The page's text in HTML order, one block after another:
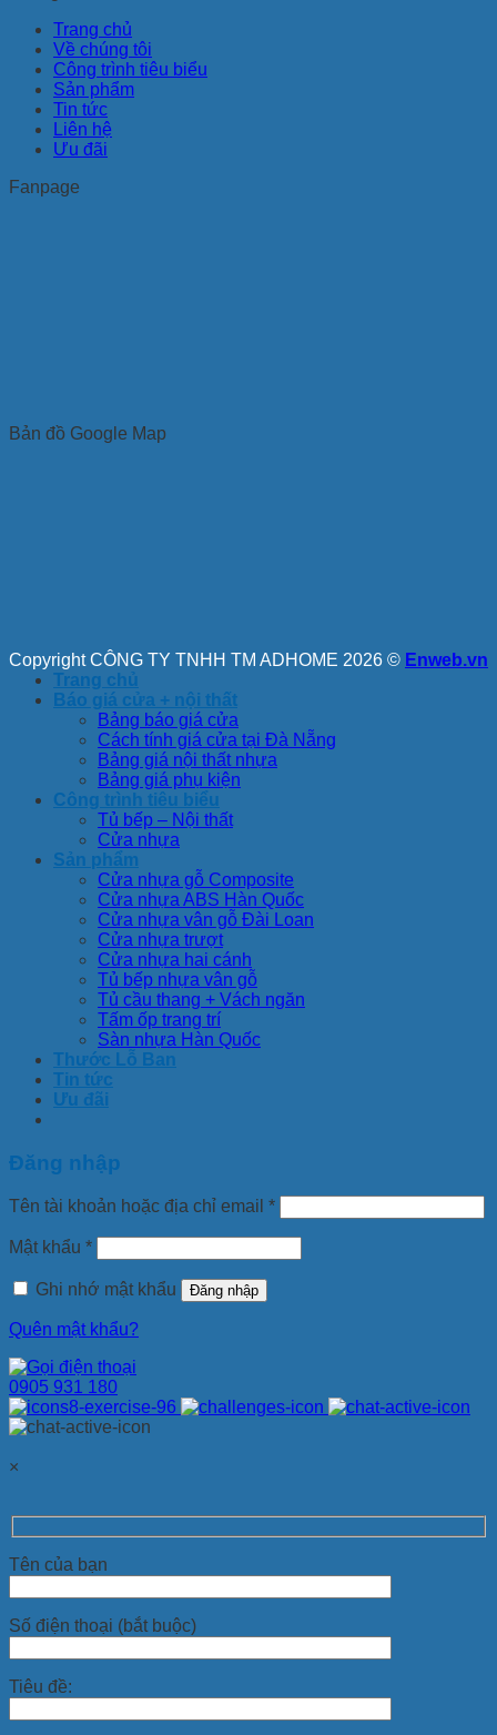
Trang chủ
Về chúng tôi
Công trình tiêu biểu
Sản phẩm
Tin tức
Liên hệ
Ưu đãi
Fanpage
Bản đồ Google Map
Copyright CÔNG TY TNHH TM ADHOME 2026 © Enweb.vn
Trang chủ
Báo giá cửa + nội thất
Bảng báo giá cửa
Cách tính giá cửa tại Đà Nẵng
Bảng giá nội thất nhựa
Bảng giá phụ kiện
Công trình tiêu biểu
Tủ bếp – Nội thất
Cửa nhựa
Sản phẩm
Cửa nhựa gỗ Composite
Cửa nhựa ABS Hàn Quốc
Cửa nhựa vân gỗ Đài Loan
Cửa nhựa trượt
Cửa nhựa hai cánh
Tủ bếp nhựa vân gỗ
Tủ cầu thang + Vách ngăn
Tấm ốp trang trí
Sàn nhựa Hàn Quốc
Thước Lỗ Ban
Tin tức
Ưu đãi
Đăng nhập
Tên tài khoản hoặc địa chỉ email *
Mật khẩu *
Ghi nhớ mật khẩu Đăng nhập
Quên mật khẩu?
0905 931 180
×
Tên của bạn
Số điện thoại (bắt buộc)
Tiêu đề: